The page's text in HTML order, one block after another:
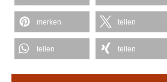
merken teilen
teilen teilen